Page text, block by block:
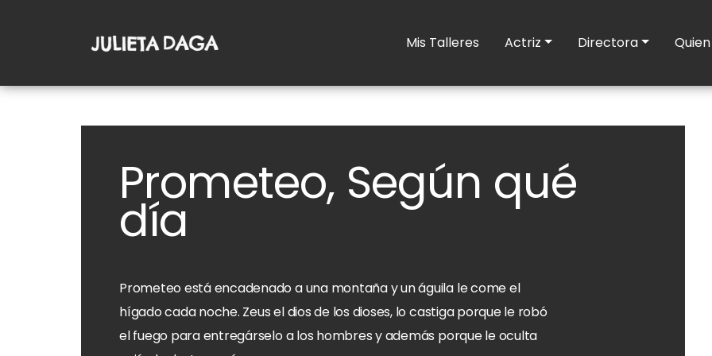
Mis Talleres Actriz Directora
Prometeo, Según qué
día
Prometeo está encadenado a una montaña y un águila le come el
hígado cada noche. Zeus el dios de los dioses, lo castiga porque le robó
el fuego para entregárselo a los hombres y además porque le oculta